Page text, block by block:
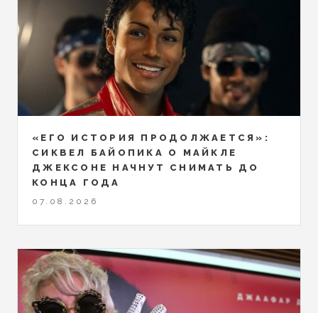
«ЕГО ИСТОРИЯ ПРОДОЛЖАЕТСЯ»:
СИКВЕЛ БАЙОПИКА О МАЙКЛЕ
ДЖЕКСОНЕ НАЧНУТ СНИМАТЬ ДО
КОНЦА ГОДА
07.08.2026